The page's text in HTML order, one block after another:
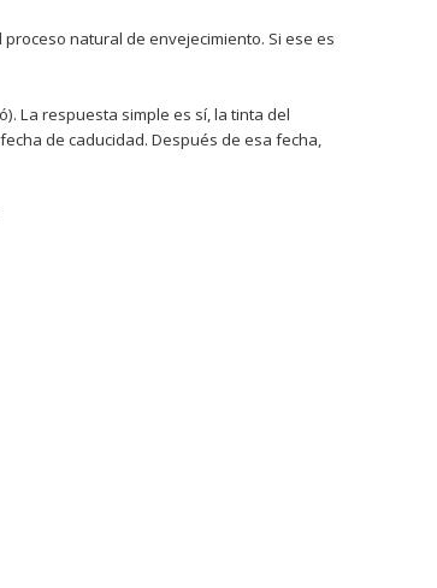
natural de envejecimiento. Si ese es
La respuesta simple es sí, la tinta del
de caducidad. Después de esa fecha,